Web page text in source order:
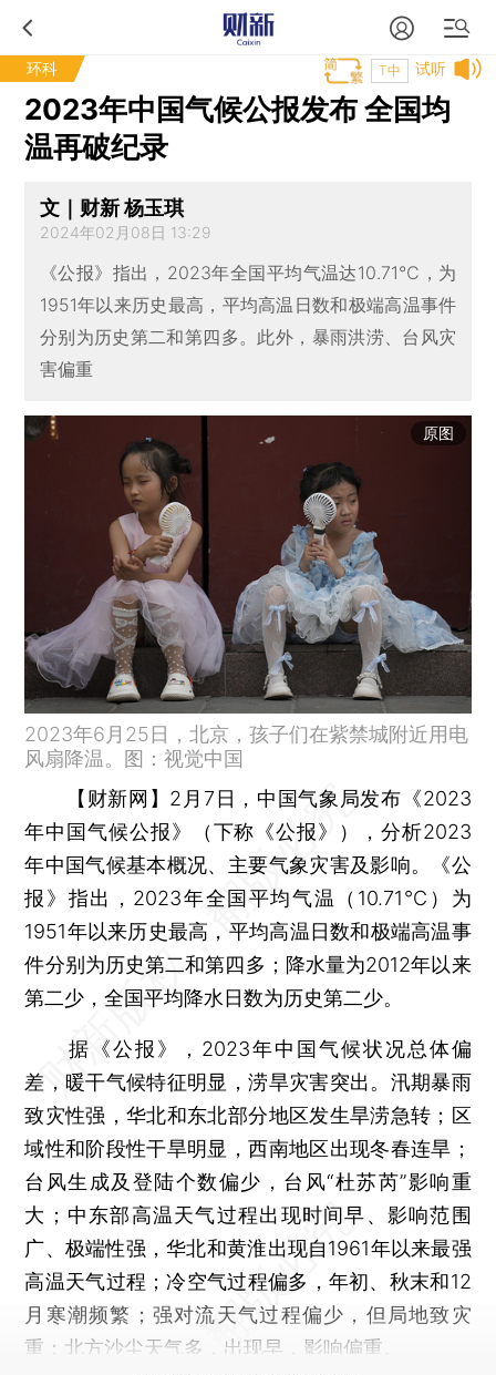
环科 试听
T中
2023年中国气候公报发布 全国均
温再破纪录
文｜财新 杨玉琪
2024年02月08日 13:29
《公报》指出，2023年全国平均气温达10.71℃，为
1951年以来历史最高，平均高温日数和极端高温事件
分别为历史第二和第四多。此外，暴雨洪涝、台风灾
害偏重
原图
2023年6月25日，北京，孩子们在紫禁城附近用电
风扇降温。图：视觉中国
【财新网】 2月7日，中国气象局发布《2023
年中国气候公报》（下称《公报》），分析2023
年中国气候基本概况、主要气象灾害及影响。《公
报》指出，2023年全国平均气温（10.71℃）为
1951年以来历史最高，平均高温日数和极端高温事
件分别为历史第二和第四多；降水量为2012年以来
第二少，全国平均降水日数为历史第二少。
据《公报》，2023年中国气候状况总体偏
差，暖干气候特征明显，涝旱灾害突出。汛期暴雨
致灾性强，华北和东北部分地区发生旱涝急转；区
域性和阶段性干旱明显，西南地区出现冬春连旱；
台风生成及登陆个数偏少，台风“杜苏芮”影响重
大；中东部高温天气过程出现时间早、影响范围
广、极端性强，华北和黄淮出现自1961年以来最强
高温天气过程；冷空气过程偏多，年初、秋末和12
月寒潮频繁；强对流天气过程偏少，但局地致灾
重；北方沙尘天气多，出现早，影响偏重。